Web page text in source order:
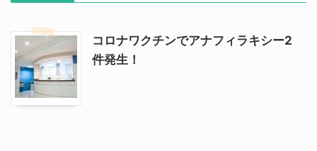
コロナワクチンでアナフィラキシー2
件発生！